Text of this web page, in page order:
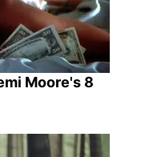
Moore's 8